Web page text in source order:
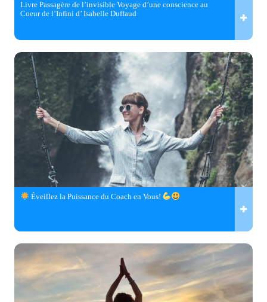
Livre Passagère de l’invisible Voyage d’une conscience au
Coeur de l’Infini d’ Isabelle Duffaud
Éveillez la Puissance du Coach en Vous!